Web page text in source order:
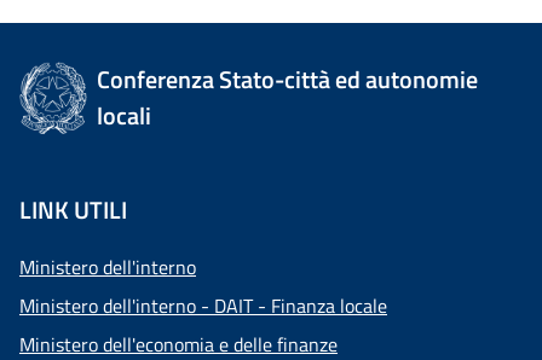
Conferenza Stato-città ed autonomie
locali
LINK UTILI
Ministero dell'interno
Ministero dell'interno - DAIT - Finanza locale
Ministero dell'economia e delle finanze